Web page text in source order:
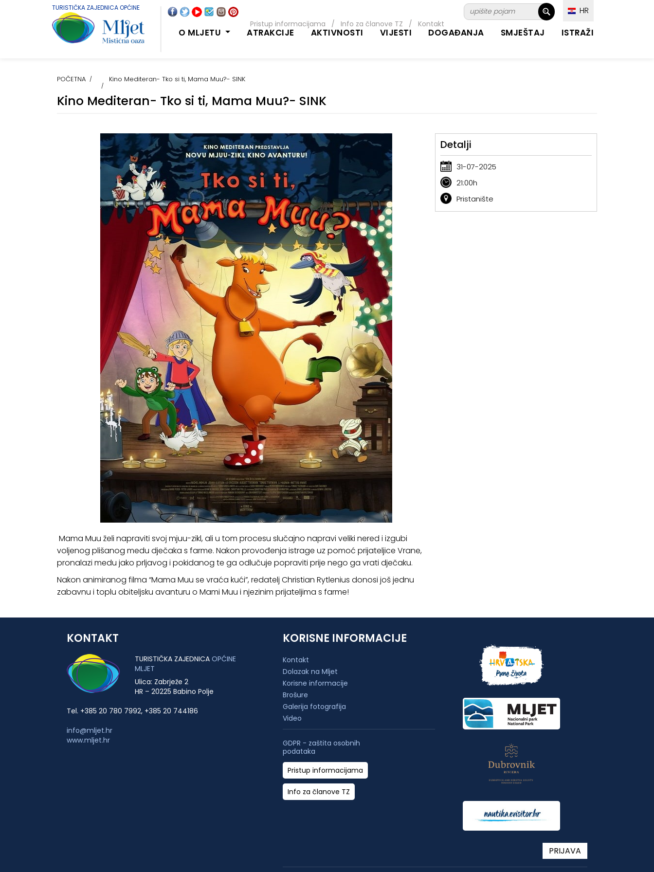
Pristup informacijama / Info za članove TZ / Kontakt
HR
TURISTIČKA ZAJEDNICA OPĆINE
O MLJETU ATRAKCIJE AKTIVNOSTI VIJESTI DOGAĐANJA SMJEŠTAJ ISTRAŽI
POČETNA Kino Mediteran- Tko si ti, Mama Muu?- SINK
Kino Mediteran- Tko si ti, Mama Muu?- SINK
Mama Muu želi napraviti svoj mjuu-zikl, ali u tom procesu slučajno napravi veliki nered i izgubi
voljenog plišanog medu dječaka s farme. Nakon provođenja istrage uz pomoć prijateljice Vrane,
pronalazi medu jako prljavog i pokidanog te ga odlučuje popraviti prije nego ga vrati dječaku.
Nakon animiranog filma “Mama Muu se vraća kući”, redatelj Christian Rytlenius donosi još jednu
zabavnu i toplu obiteljsku avanturu o Mami Muu i njezinim prijateljima s farme!
Detalji
31-07-2025
21:00h
Pristanište
KONTAKT
TURISTIČKA ZAJEDNICA OPĆINE
MLJET
Ulica: Zabrježe 2
HR – 20225 Babino Polje
Tel. +385 20 780 7992, +385 20 744186
info@mljet.hr
www.mljet.hr
KORISNE INFORMACIJE
Kontakt
Dolazak na Mljet
Korisne informacije
Brošure
Galerija fotografija
Video
GDPR - zaštita osobnih
podataka
Pristup informacijama
Info za članove TZ
PRIJAVA